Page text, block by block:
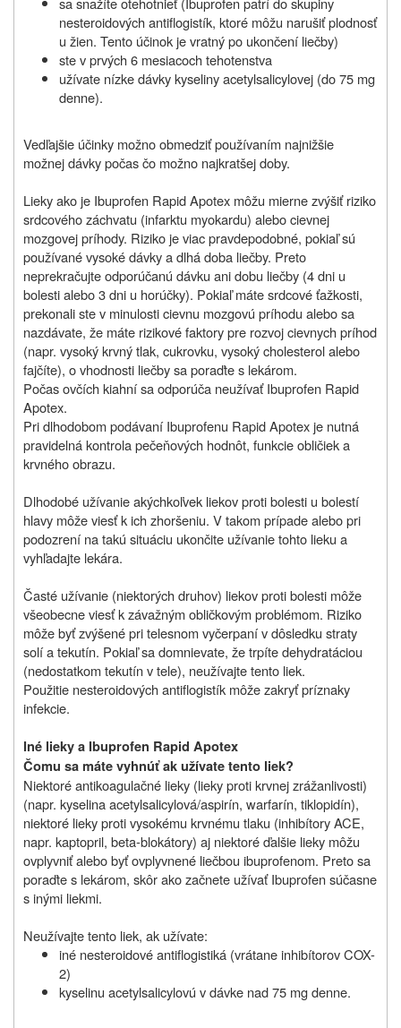
nesteroidových antiflogistík, ktoré môžu narušiť plodnosť
u žien. Tento účinok je vratný po ukončení liečby)
ste v prvých 6 mesiacoch tehotenstva
užívate nízke dávky kyseliny acetylsalicylovej (do 75 mg
denne).
Vedľajšie účinky možno obmedziť používaním najnižšie
možnej dávky počas čo možno najkratšej doby.
Lieky ako je Ibuprofen Rapid Apotex môžu mierne zvýšiť riziko
srdcového záchvatu (infarktu myokardu) alebo cievnej
mozgovej príhody. Riziko je viac pravdepodobné, pokiaľ sú
používané vysoké dávky a dlhá doba liečby. Preto
neprekračujte odporúčanú dávku ani dobu liečby (4 dni u
bolesti alebo 3 dni u horúčky). Pokiaľ máte srdcové ťažkosti,
prekonali ste v minulosti cievnu mozgovú príhodu alebo sa
nazdávate, že máte rizikové faktory pre rozvoj cievnych príhod
(napr. vysoký krvný tlak, cukrovku, vysoký cholesterol alebo
fajčíte), o vhodnosti liečby sa poraďte s lekárom.
Počas ovčích kiahní sa odporúča neužívať Ibuprofen Rapid
Apotex.
Pri dlhodobom podávaní Ibuprofenu Rapid Apotex je nutná
pravidelná kontrola pečeňových hodnôt, funkcie obličiek a
krvného obrazu.
Dlhodobé užívanie akýchkoľvek liekov proti bolesti u bolestí
hlavy môže viesť k ich zhoršeniu. V takom prípade alebo pri
podozrení na takú situáciu ukončite užívanie tohto lieku a
vyhľadajte lekára.
Časté užívanie (niektorých druhov) liekov proti bolesti môže
všeobecne viesť k závažným obličkovým problémom. Riziko
môže byť zvýšené pri telesnom vyčerpaní v dôsledku straty
solí a tekutín. Pokiaľ sa domnievate, že trpíte dehydratáciou
(nedostatkom tekutín v tele), neužívajte tento liek.
Použitie nesteroidových antiflogistík môže zakryť príznaky
infekcie.
Iné lieky a Ibuprofen Rapid Apotex
Čomu sa máte vyhnúť ak užívate tento liek?
Niektoré antikoagulačné lieky (lieky proti krvnej zrážanlivosti)
(napr. kyselina acetylsalicylová/aspirín, warfarín, tiklopidín),
niektoré lieky proti vysokému krvnému tlaku (inhibítory ACE,
napr. kaptopril, beta-blokátory) aj niektoré ďalšie lieky môžu
ovplyvniť alebo byť ovplyvnené liečbou ibuprofenom. Preto sa
poraďte s lekárom, skôr ako začnete užívať Ibuprofen súčasne
s inými liekmi.
Neužívajte tento liek, ak užívate:
iné nesteroidové antiflogistiká (vrátane inhibítorov COX-
2)
kyselinu acetylsalicylovú v dávke nad 75 mg denne.